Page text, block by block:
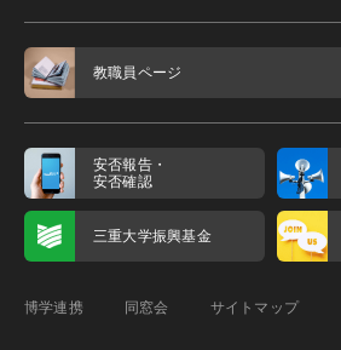
教職員ページ
安否報告・
安否確認
三重大学振興基金
博学連携 同窓会 サイトマップ